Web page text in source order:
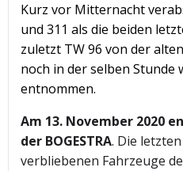
Kurz vor Mitternacht
und 311 als die beiden
zuletzt TW 96 von der
noch in der selben Stunde
entnommen.
Am 13. November 2020
der BOGESTRA. Die
verbliebenen Fahrzeuge